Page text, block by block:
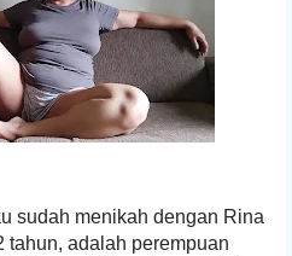
sudah menikah dengan Rina
tahun, adalah perempuan